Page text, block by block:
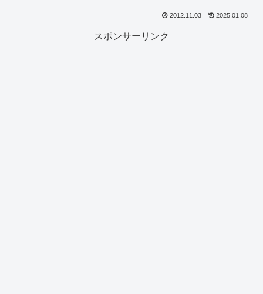
2012.11.03 2025.01.08
スポンサーリンク